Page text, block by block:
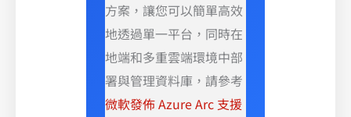
方案，讓您可以簡單高效
地透過單一平台，同時在
地端和多重雲端環境中部
署與管理資料庫，請參考
微軟發佈 Azure Arc 支援